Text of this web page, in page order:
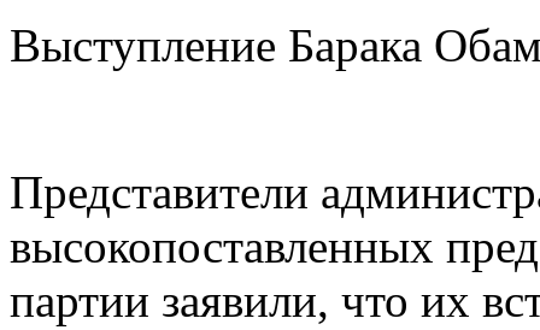
Выступление Барака
Представители
высокопоставленных
партии заявили, что их